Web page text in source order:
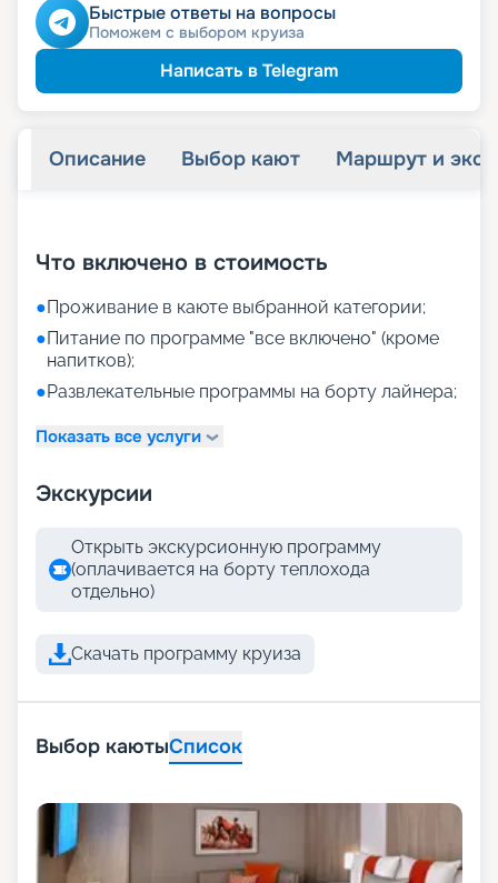
Быстрые ответы на вопросы
Поможем с выбором круиза
Написать в Telegram
Описание Выбор кают Маршрут и
Что включено в стоимость
●Проживание в каюте выбранной категории;
●Питание по программе "все включено" (кроме
напитков);
●Развлекательные программы на борту лайнера;
Показать все услуги
Экскурсии
Открыть экскурсионную программу
(оплачивается на борту теплохода
отдельно)
Скачать программу круиза
Выбор каютыСписок